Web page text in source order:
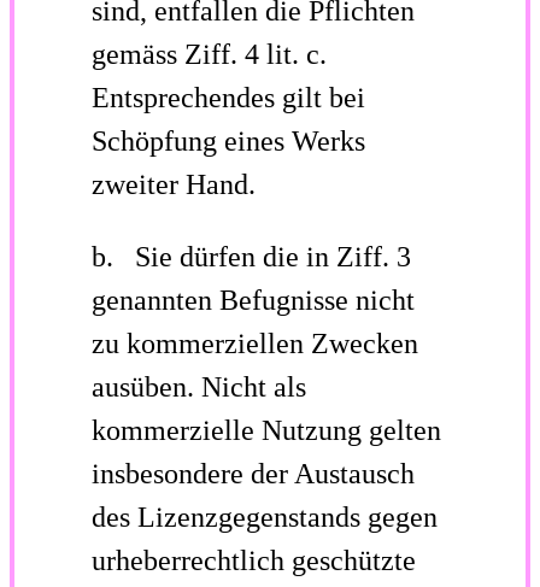
sind, entfallen die Pflichten
gemäss Ziff. 4 lit. c.
Entsprechendes gilt bei
Schöpfung eines Werks
zweiter Hand.
b. Sie dürfen die in Ziff. 3
genannten Befugnisse nicht
zu kommerziellen Zwecken
ausüben. Nicht als
kommerzielle Nutzung gelten
insbesondere der Austausch
des Lizenzgegenstands gegen
urheberrechtlich geschützte